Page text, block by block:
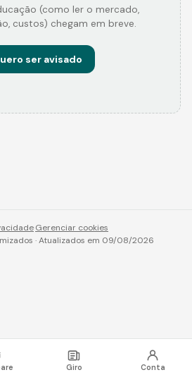
(como ler o mercado,
custos) chegam em breve.
ser avisado
·Gerenciar cookies
· Atualizados em 09/08/2026
Giro Conta